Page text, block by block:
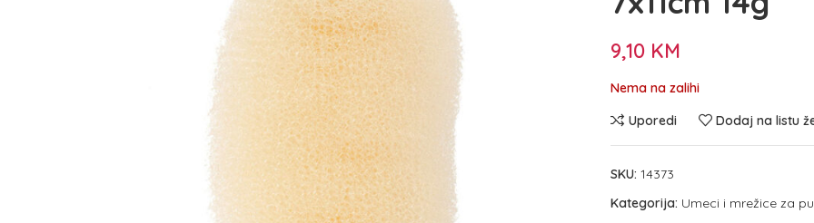
9,10 KM
Nema na zalihi
Uporedi
Dodaj na listu
SKU: 14373
Kategorija: Umeci i mrežice za